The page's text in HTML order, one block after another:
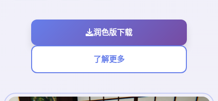
润色版下载
了解更多